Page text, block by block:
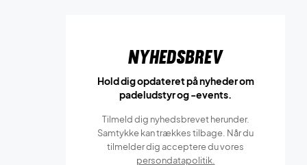
Nyhedsbrev
Hold dig opdateret på nyheder om
padeludstyr og -events.
Tilmeld dig nyhedsbrevet herunder.
Samtykke kan trækkes tilbage. Når du
tilmelder dig acceptere du vores
persondatapolitik.